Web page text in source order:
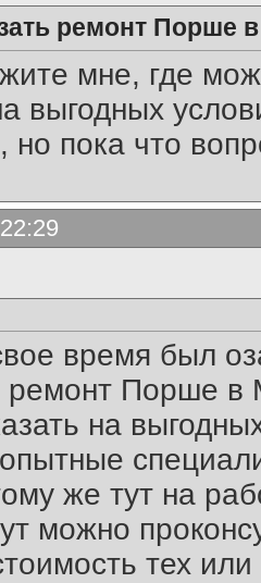
ремонт Порше
мне, где
выгодных
но пока что
время был
ремонт Порше в
на
же тут на
можно
тех или